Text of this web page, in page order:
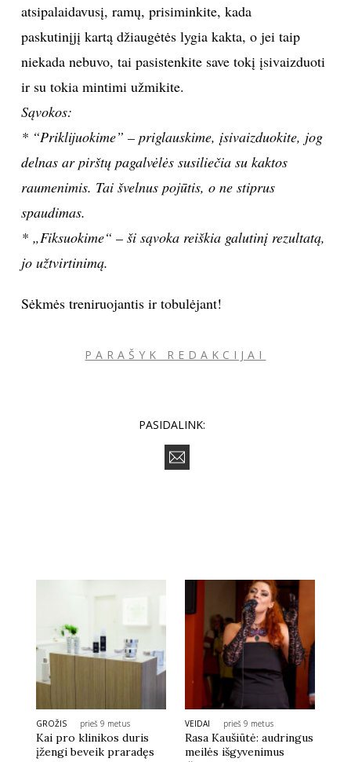
atsipalaidavusį, ramų, prisiminkite, kada
paskutinįjį kartą džiaugėtės lygia kakta, o jei taip
niekada nebuvo, tai pasistenkite save tokį įsivaizduoti
ir su tokia mintimi užmikite.
Sąvokos:
* “Priklijuokime” – priglauskime, įsivaizduokite, jog
delnas ar pirštų pagalvėlės susiliečia su kaktos
raumenimis. Tai švelnus pojūtis, o ne stiprus
spaudimas.
* „Fiksuokime“ – ši sąvoka reiškia galutinį rezultatą,
jo užtvirtinimą.
Sėkmės treniruojantis ir tobulėjant!
PARAŠYK REDAKCIJAI
PASIDALINK:
GROŽIS prieš 9 metus
Kai pro klinikos duris
įžengi beveik praradęs
VEIDAI prieš 9 metus
Rasa Kaušiūtė: audringus
meilės išgyvenimus